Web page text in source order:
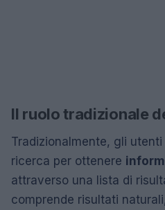
Il ruolo tradizionale
Tradizionalmente, gli
ricerca per ottenere
attraverso una lista di
comprende risultati